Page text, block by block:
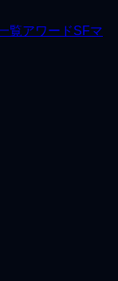
覧アワードSFマ